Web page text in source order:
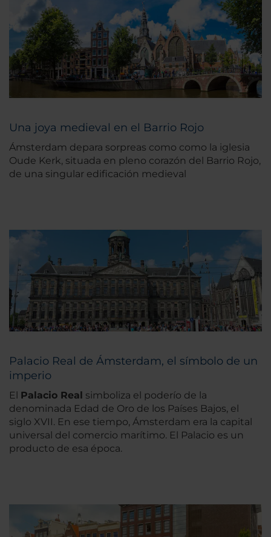
Una joya medieval en el Barrio Rojo
Ámsterdam depara sorpreas como como la iglesia
Oude Kerk, situada en pleno corazón del Barrio Rojo,
de una singular edificación medieval
Palacio Real de Ámsterdam, el símbolo de un
imperio
El Palacio Real simboliza el poderío de la
denominada Edad de Oro de los Países Bajos, el
siglo XVII. En ese tiempo, Ámsterdam era la capital
universal del comercio marítimo. El Palacio es un
producto de esa época.